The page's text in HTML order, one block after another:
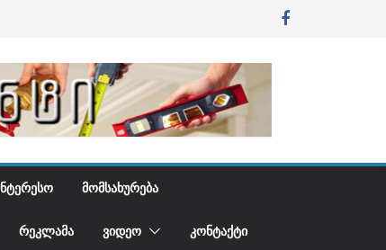
ᲛᲝᲛᲡᲐᲮᲣᲠᲔᲑᲐ
ᲠᲔᲙᲚᲐᲛᲐ ᲕᲘᲓᲔᲝ ᲙᲝᲜᲢᲐᲥᲢᲘ